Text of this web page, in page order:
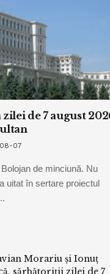
de 7 august
07
de minciună. Nu
uitat în sertare proiectul
Morariu și Ionuț
sărbătoriții zilei de 7